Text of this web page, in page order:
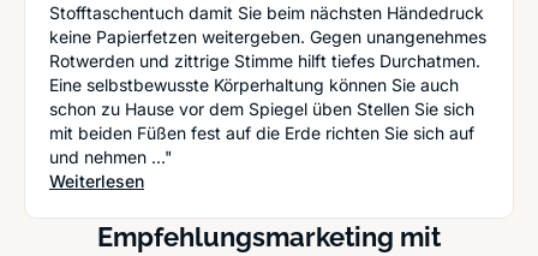
Stofftaschentuch damit Sie beim nächsten Händedruck
keine Papierfetzen weitergeben. Gegen unangenehmes
Rotwerden und zittrige Stimme hilft tiefes Durchatmen.
Eine selbstbewusste Körperhaltung können Sie auch
schon zu Hause vor dem Spiegel üben Stellen Sie sich
mit beiden Füßen fest auf die Erde richten Sie sich auf
und nehmen ..."
Weiterlesen: Erster Tag im neuen Job - So machen Sie
Empfehlungsmarketing mit